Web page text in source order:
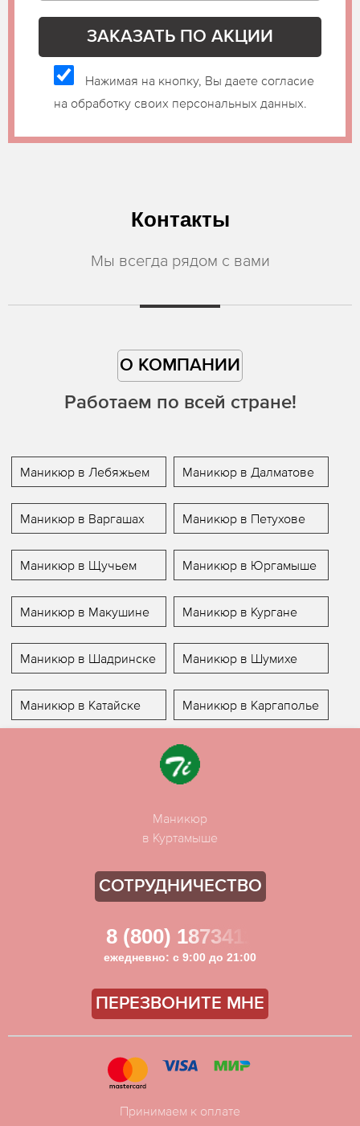
Нажимая на кнопку, Вы даете согласие
на обработку своих персональных данных.
Контакты
Мы всегда рядом с вами
О КОМПАНИИ
Работаем по всей стране!
Маникюр в Лебяжьем Маникюр в Далматове
Маникюр в Варгашах Маникюр в Петухове
Маникюр в Щучьем Маникюр в Юргамыше
Маникюр в Макушине Маникюр в Кургане
Маникюр в Шадринске Маникюр в Шумихе
Маникюр в Катайске Маникюр в Каргаполье
Маникюр
в Куртамыше
СОТРУДНИЧЕСТВО
8 (800) 1873411
ежедневно: с 9:00 до 21:00
ПЕРЕЗВОНИТЕ МНЕ
Принимаем к оплате